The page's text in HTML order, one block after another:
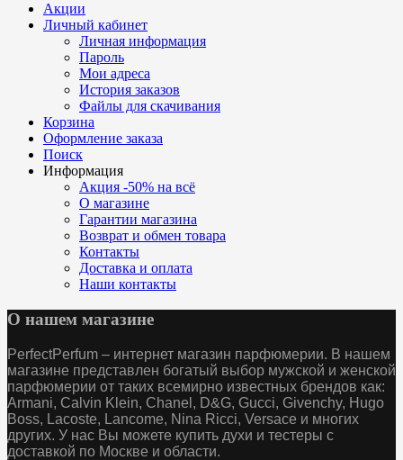
Акции
Личный кабинет
Личная информация
Пароль
Мои адреса
История заказов
Файлы для скачивания
Корзина
Оформление заказа
Поиск
Информация
Акция -50% на всё
О магазине
Гарантии магазина
Возврат и обмен товара
Контакты
Доставка и оплата
Наши контакты
О нашем магазине
PerfectPerfum – интернет магазин парфюмерии. В нашем
магазине представлен богатый выбор мужской и женской
парфюмерии от таких всемирно известных брендов как:
Armani, Calvin Klein, Chanel, D&G, Gucci, Givenchy, Hugo
Boss, Lacoste, Lancome, Nina Ricci, Versace и многих
других. У нас Вы можете купить духи и тестеры с
доставкой по Москве и области.